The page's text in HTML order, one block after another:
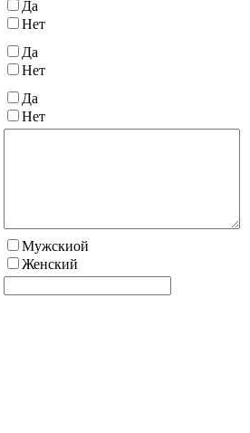
Да
Нет
Да
Нет
Да
Нет
Мужскиой
Женский